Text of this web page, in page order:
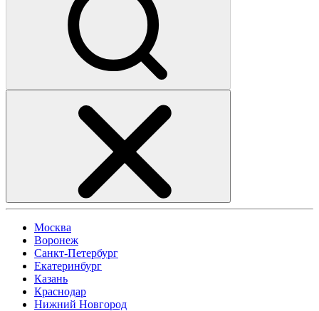
Москва
Воронеж
Санкт-Петербург
Екатеринбург
Казань
Краснодар
Нижний Новгород